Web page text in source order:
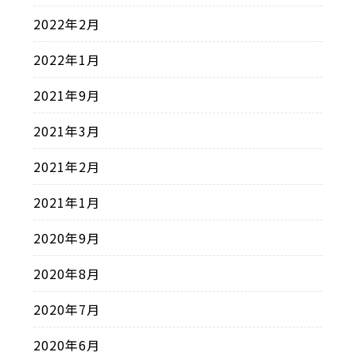
2022年2月
2022年1月
2021年9月
2021年3月
2021年2月
2021年1月
2020年9月
2020年8月
2020年7月
2020年6月